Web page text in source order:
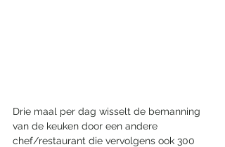
Drie maal per dag wisselt de bemanning
van de keuken door een andere
chef/restaurant die vervolgens ook 300